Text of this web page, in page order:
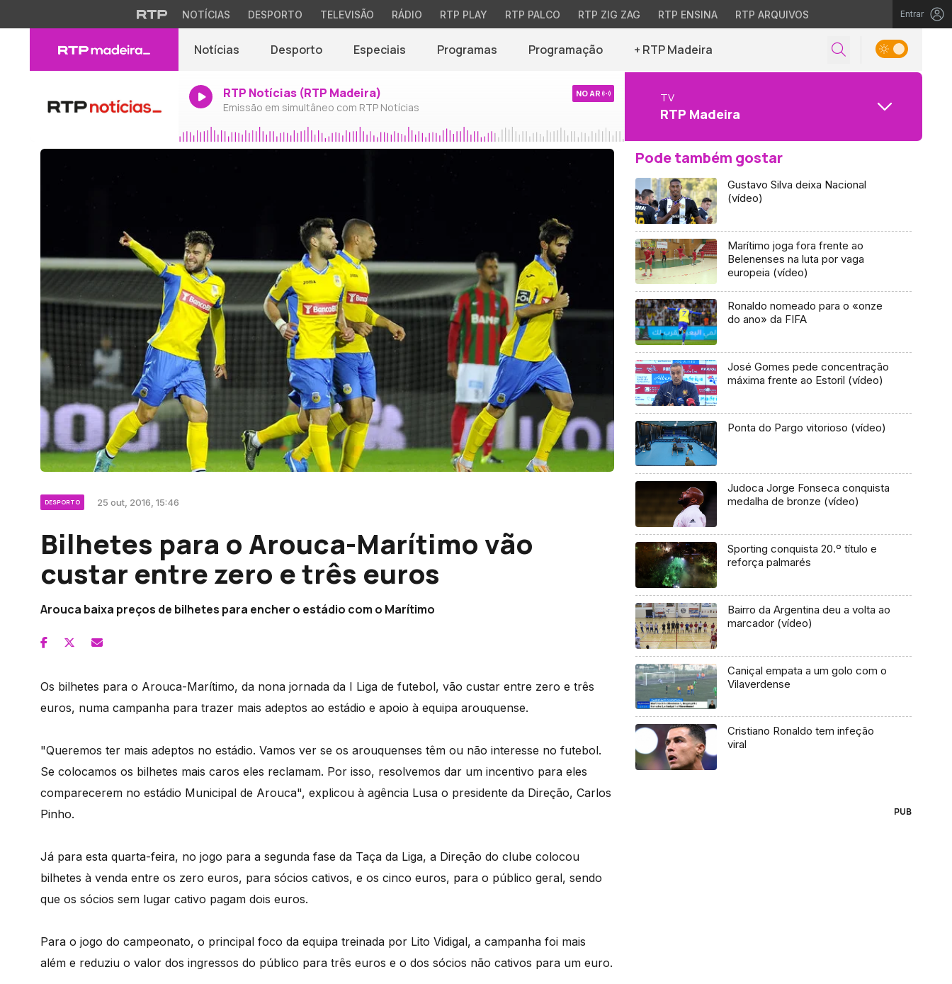
NOTÍCIAS DESPORTO TELEVISÃO RÁDIO RTP PLAY RTP PALCO RTP ZIG ZAG RTP ENSINA RTP ARQUIVOS Entrar
Notícias Desporto Especiais Programas Programação + RTP Madeira
RTP Notícias (RTP Madeira)
Emissão em simultâneo com RTP Notícias
NO AR TV
RTP Madeira
DESPORTO 25 out, 2016, 15:46
Bilhetes para o Arouca-Marítimo vão
custar entre zero e três euros
Arouca baixa preços de bilhetes para encher o estádio com o Marítimo
Os bilhetes para o Arouca-Marítimo, da nona jornada da I Liga de futebol, vão custar entre zero e três
euros, numa campanha para trazer mais adeptos ao estádio e apoio à equipa arouquense.
"Queremos ter mais adeptos no estádio. Vamos ver se os arouquenses têm ou não interesse no futebol.
Se colocamos os bilhetes mais caros eles reclamam. Por isso, resolvemos dar um incentivo para eles
comparecerem no estádio Municipal de Arouca", explicou à agência Lusa o presidente da Direção, Carlos
Pinho.
Já para esta quarta-feira, no jogo para a segunda fase da Taça da Liga, a Direção do clube colocou
bilhetes à venda entre os zero euros, para sócios cativos, e os cinco euros, para o público geral, sendo
que os sócios sem lugar cativo pagam dois euros.
Para o jogo do campeonato, o principal foco da equipa treinada por Lito Vidigal, a campanha foi mais
além e reduziu o valor dos ingressos do público para três euros e o dos sócios não cativos para um euro.
Pode também gostar
Gustavo Silva deixa Nacional
(vídeo)
Marítimo joga fora frente ao
Belenenses na luta por vaga
europeia (vídeo)
Ronaldo nomeado para o «onze
do ano» da FIFA
José Gomes pede concentração
máxima frente ao Estoril (vídeo)
Ponta do Pargo vitorioso (vídeo)
Judoca Jorge Fonseca conquista
medalha de bronze (vídeo)
Sporting conquista 20.º título e
reforça palmarés
Bairro da Argentina deu a volta ao
marcador (vídeo)
Caniçal empata a um golo com o
Vilaverdense
Cristiano Ronaldo tem infeção
viral
PUB